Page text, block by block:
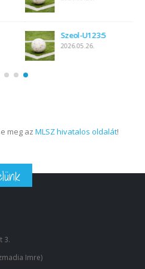
meg az MLSZ hivatalos oldalát!
3.
Imre)